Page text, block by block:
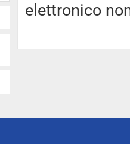
elettronico